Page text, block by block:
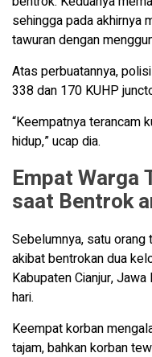
sehingga pada akhirnya
tawuran dengan
Atas perbuatannya,
338 dan 170 KUHP
“Keempatnya terancam
hidup,” ucap dia.
Empat Warga
saat Bentrok
Sebelumnya, satu
akibat bentrokan dua
Kabupaten Cianjur,
hari.
Keempat korban
tajam, bahkan korban